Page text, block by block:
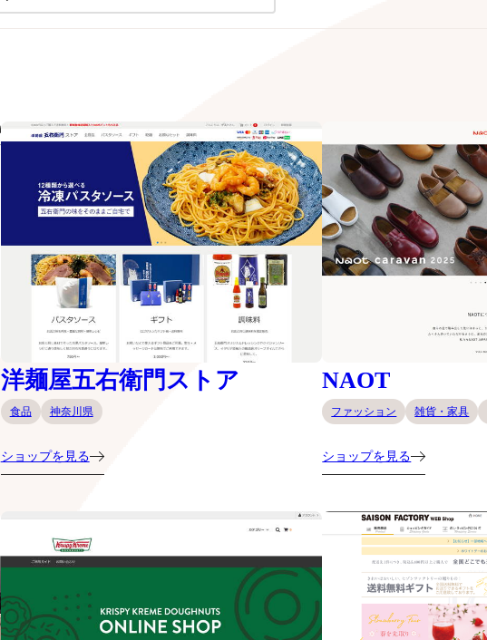
洋麺屋五右衛門ストア
食品 神奈川県
ショップを見る
NAOT
ファッション 雑貨・家具
ショップを見る